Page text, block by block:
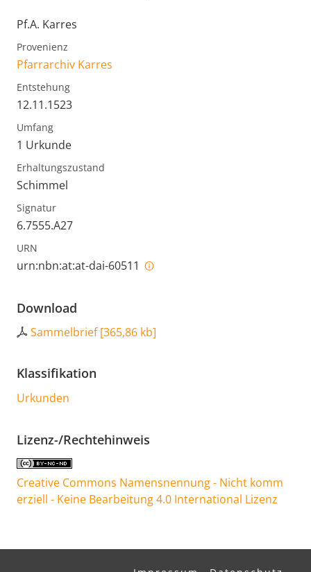
Pf.A. Karres
Provenienz
Pfarrarchiv Karres
Entstehung
12.11.1523
Umfang
1 Urkunde
Erhaltungszustand
Schimmel
Signatur
6.7555.A27
URN
urn:nbn:at:at-dai-60511
Download
Sammelbrief[365,86 kb]
Klassifikation
Urkunden
Lizenz-/Rechtehinweis
Creative Commons Namensnennung - Nicht komm
erziell - Keine Bearbeitung 4.0 International Lizenz